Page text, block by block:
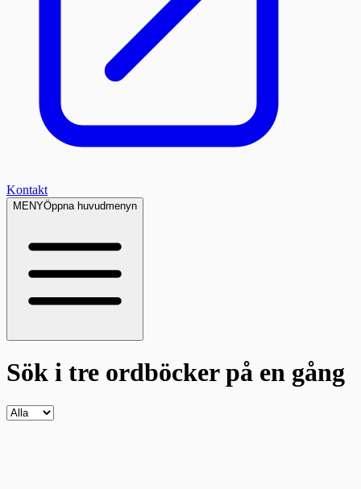
Kontakt
MENYÖppna huvudmenyn
Sök i tre ordböckerpå en gång